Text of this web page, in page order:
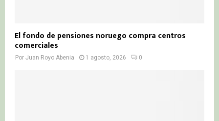
El fondo de pensiones noruego compra centros
comerciales
Por Juan Royo Abenia 1 agosto, 2026 0